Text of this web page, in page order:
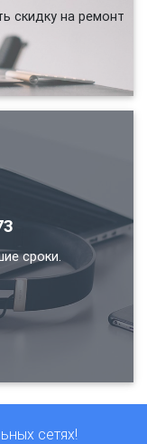
скидку на ремонт
сроки.
сетях!